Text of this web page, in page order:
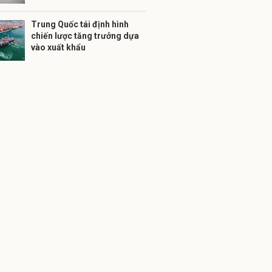
Trung Quốc tái định hình
chiến lược tăng trưởng dựa
vào xuất khẩu